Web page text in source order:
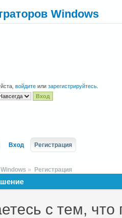
Windows
войдите или зарегистрируйтесь
Вход Регистрация
» Регистрация
с тем, что